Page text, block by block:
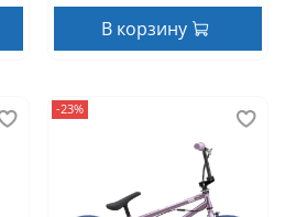
В корзину
-23%